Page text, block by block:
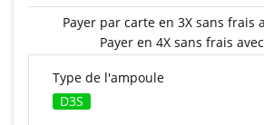
Payer par carte en 3X sans frais
Payer en 4X sans frais
Type de l'ampoule
D3S